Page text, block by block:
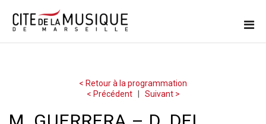
< Retour à la programmation
< Précédent| Suivant >